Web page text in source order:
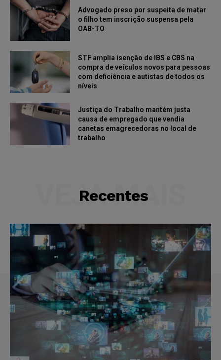
Advogado preso por suspeita de matar
o filho tem inscrição suspensa pela
OAB-TO
STF amplia isenção de IBS e CBS na
compra de veículos novos para pessoas
com deficiência e autistas de todos os
níveis
Justiça do Trabalho mantém justa
causa de empregado que vendia
canetas emagrecedoras no local de
trabalho
Recentes
VEJA MAIS